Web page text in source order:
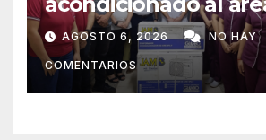
maternidad del IPS
Concepción
AGOSTO 6, 2026 NO HAY
COMENTARIOS